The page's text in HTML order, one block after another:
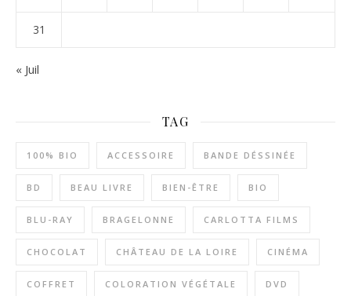
31
« Juil
TAG
100% BIO ACCESSOIRE BANDE DÉSSINÉE
BD BEAU LIVRE BIEN-ÊTRE BIO
BLU-RAY BRAGELONNE CARLOTTA FILMS
CHOCOLAT CHÂTEAU DE LA LOIRE CINÉMA
COFFRET COLORATION VÉGÉTALE DVD